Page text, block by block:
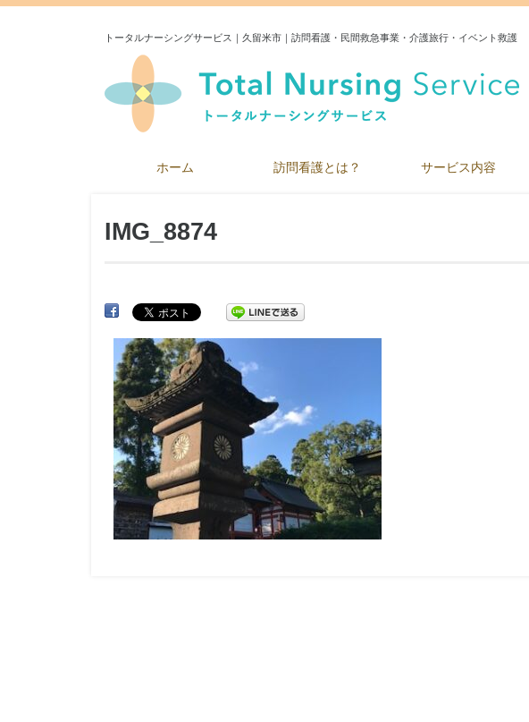
トータルナーシングサービス｜久留米市｜訪問看護・民間救急事業・介護旅行・イベント救護
ホーム 訪問看護とは？ サービス内容
IMG_8874